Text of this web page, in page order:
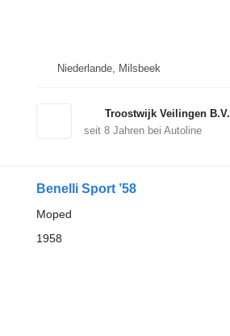
Niederlande, Milsbeek
Troostwijk Veilingen B.V.
seit 8Jahren bei Autoline
Benelli Sport ’58
Moped
1958